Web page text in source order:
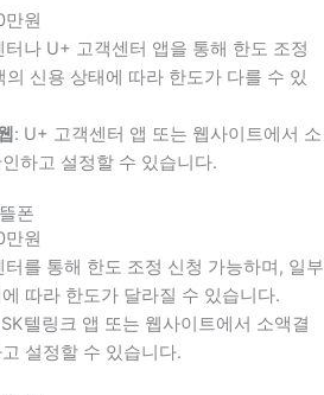
만원
터나 U+ 고객센터 앱을 통해 한도 조정
의 신용 상태에 따라 한도가 다를 수 있
: U+ 고객센터 앱 또는 웹사이트에서 소
하고 설정할 수 있습니다.
폰
만원
터를 통해 한도 조정 신청 가능하며, 일부
따라 한도가 달라질 수 있습니다.
텔링크 앱 또는 웹사이트에서 소액결
설정할 수 있습니다.